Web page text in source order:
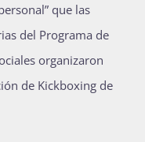
que las
del Programa de
organizaron
de Kickboxing de